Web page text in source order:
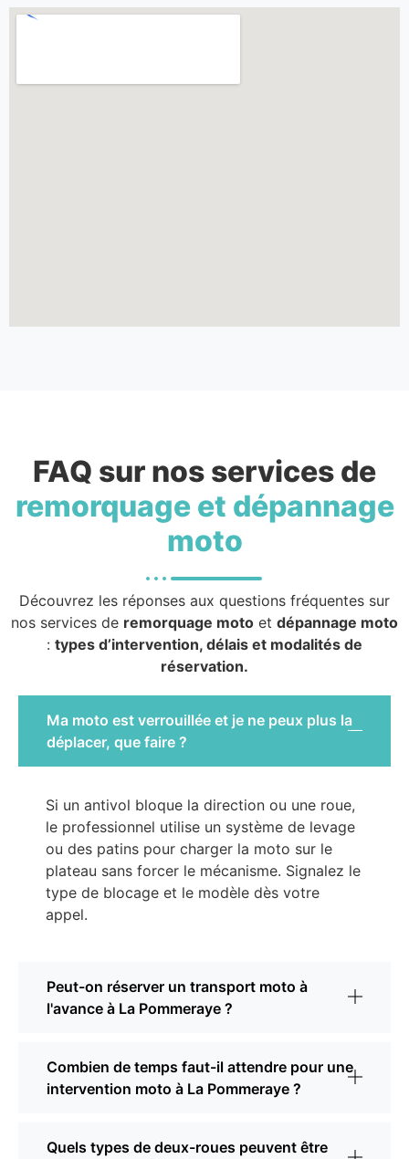
FAQ sur nos services de
remorquage et dépannage
moto
Découvrez les réponses aux questions fréquentes sur
nos services de remorquage moto et dépannage moto
: types d’intervention, délais et modalités de
réservation.
Ma moto est verrouillée et je ne peux plus la
déplacer, que faire ?
Si un antivol bloque la direction ou une roue,
le professionnel utilise un système de levage
ou des patins pour charger la moto sur le
plateau sans forcer le mécanisme. Signalez le
type de blocage et le modèle dès votre
appel.
Peut-on réserver un transport moto à
l'avance à La Pommeraye ?
Combien de temps faut-il attendre pour une
intervention moto à La Pommeraye ?
Quels types de deux-roues peuvent être